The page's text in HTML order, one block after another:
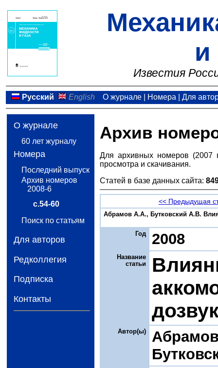
и
Известия
Русский English О журнале| Номера Для
О журнале
60 лет журналу
Номера
Последний выпуск
Архив номеров
2008-6
с.54-60
Поиск по статьям
Для авторов
Редколлегия
Подписка
Контакты
Архив
Для архивных номеров (2007
просмотра и скачивания.
Статей в базе данных сайта:
<< Предыдущая
Абрамов А.А., Бутковский А.В.
Год 2008
Название
статьи
Автор(ы)